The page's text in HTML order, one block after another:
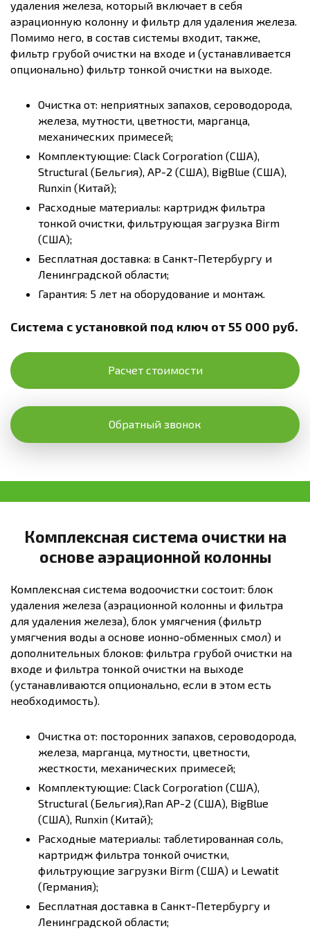
удаления железа, который включает в себя
аэрационную колонну и фильтр для удаления железа.
Помимо него, в состав системы входит, также,
фильтр грубой очистки на входе и (устанавливается
опционально) фильтр тонкой очистки на выходе.
Очистка от: неприятных запахов, сероводорода,
железа, мутности, цветности, марганца,
механических примесей;
Комплектующие: Clack Corporation (США),
Structural (Бельгия), AP-2 (США), BigBlue (США),
Runxin (Китай);
Расходные материалы: картридж фильтра
тонкой очистки, фильтрующая загрузка Birm
(США);
Бесплатная доставка: в Санкт-Петербургу и
Ленинградской области;
Гарантия: 5 лет на оборудование и монтаж.
Система с установкой под ключ от 55 000 руб.
Расчет стоимости
Обратный звонок
Комплексная система очистки на
основе аэрационной колонны
Комплексная система водоочистки состоит: блок
удаления железа (аэрационной колонны и фильтра
для удаления железа), блок умягчения (фильтр
умягчения воды а основе ионно-обменных смол) и
дополнительных блоков: фильтра грубой очистки на
входе и фильтра тонкой очистки на выходе
(устанавливаются опционально, если в этом есть
необходимость).
Очистка от: посторонних запахов, сероводорода,
железа, марганца, мутности, цветности,
жесткости, механических примесей;
Комплектующие: Clack Corporation (США),
Structural (Бельгия),Ran AP-2 (США), BigBlue
(США), Runxin (Китай);
Расходные материалы: таблетированная соль,
картридж фильтра тонкой очистки,
фильтрующие загрузки Birm (США) и Lewatit
(Германия);
Бесплатная доставка в Санкт-Петербургу и
Ленинградской области;